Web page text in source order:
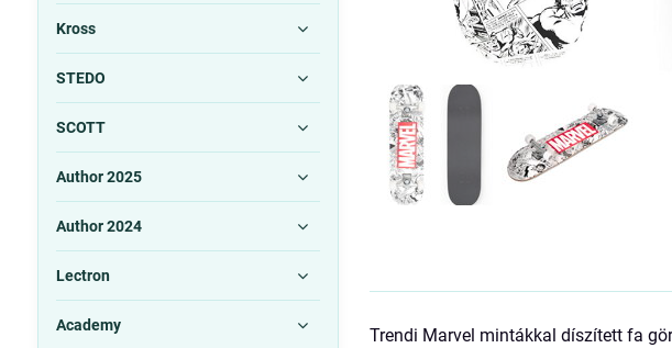
Trendi Marvel mintákkal díszített fa
Kross
STEDO
SCOTT
Author 2025
Author 2024
Lectron
Academy